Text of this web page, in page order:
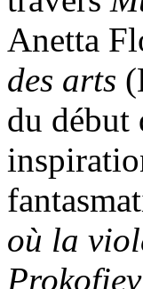
Anetta
des arts
du début
où la